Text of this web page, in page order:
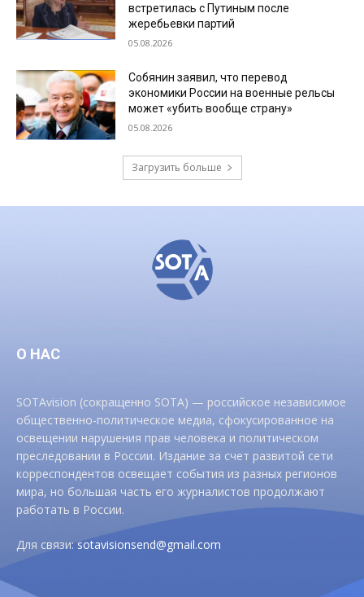
встретилась с Путиным после
жеребьевки партий
05.08.2026
Собянин заявил, что перевод
экономики России на военные рельсы
может «убить вообще страну»
05.08.2026
Загрузить больше
О НАС
SOTAvision (сокращенно SOTA) — российское независимое
общественно-политическое медиа, сфокусированное на
освещении нарушения прав человека и политическом
преследовании в России. Издание за счет развитой сети
корреспондентов освещает события из разных регионов
мира, но большая часть его журналистов продолжают
работать в России.
Для связи:sotavisionsend@gmail.com